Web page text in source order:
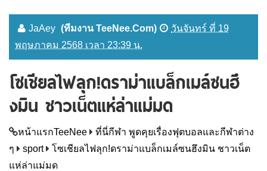
JaAey (ทีมงาน TeeNee.Com)
วันจันทร์ ที่ 19
พฤษภาคม 2568 เวลา 23:39 น.
โซเชียลไฟลุก!ดราม่าแบล็กเมล์ซนฮึ
งมิน ชาวเน็ตแห่ล่าแม่มด
หน้าแรกTeeNee
ที่นี่กีฬา พูดคุยเรื่องฟุตบอลและกีฬาต่าง
ๆ
sport
โซเชียลไฟลุก!ดราม่าแบล็กเมล์ซนฮึงมิน ชาวเน็ต
แห่ล่าแม่มด